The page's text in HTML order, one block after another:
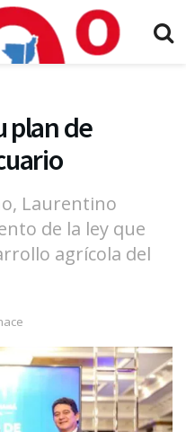
plan de
Laurentino
de la ley que
agrícola del